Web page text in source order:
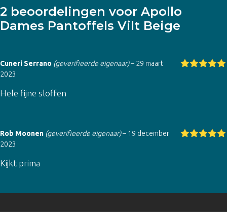
2 beoordelingen voor Apollo
Dames Pantoffels Vilt Beige
Cuneri Serrano (geverifieerde eigenaar)– 29 maart
2023
Hele fijne sloffen
Rob Moonen (geverifieerde eigenaar)– 19 december
2023
Kijkt prima